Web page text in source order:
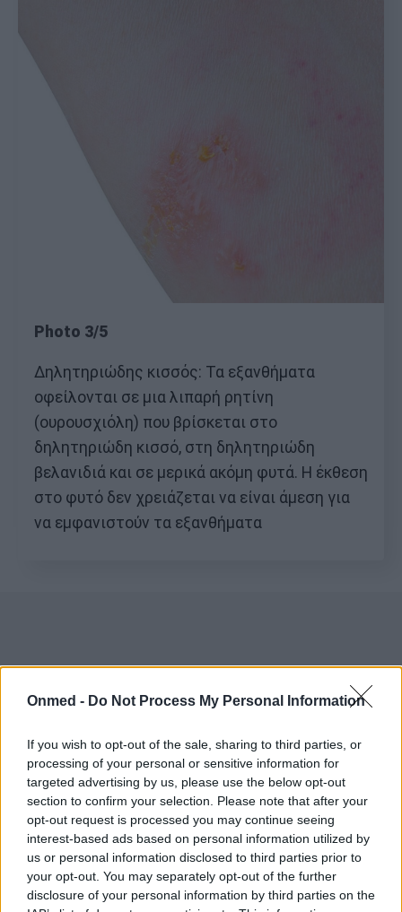
Onmed - Do Not Process My Personal Information
If you wish to opt-out of the sale, sharing to third parties, or
processing of your personal or sensitive information for
targeted advertising by us, please use the below opt-out
section to confirm your selection. Please note that after your
opt-out request is processed you may continue seeing
interest-based ads based on personal information utilized by
us or personal information disclosed to third parties prior to
your opt-out. You may separately opt-out of the further
disclosure of your personal information by third parties on the
Photo 3/5
Δηλητηριώδης κισσός: Τα εξανθήματα
οφείλονται σε μια λιπαρή ρητίνη
(ουρουσχιόλη) που βρίσκεται στο
δηλητηριώδη κισσό, στη δηλητηριώδη
βελανιδιά και σε μερικά ακόμη φυτά. Η έκθεση
στο φυτό δεν χρειάζεται να είναι άμεση για
να εμφανιστούν τα εξανθήματα